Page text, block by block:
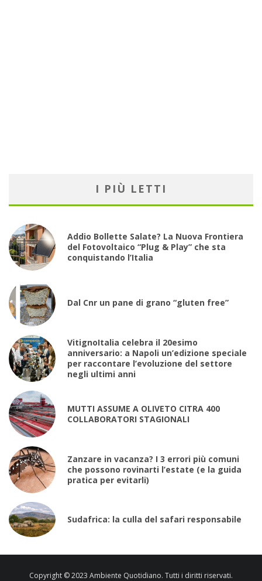
I PIÙ LETTI
Addio Bollette Salate? La Nuova Frontiera
del Fotovoltaico “Plug & Play” che sta
conquistando l’Italia
Dal Cnr un pane di grano “gluten free”
VitignoItalia celebra il 20esimo
anniversario: a Napoli un’edizione speciale
per raccontare l’evoluzione del settore
negli ultimi anni
MUTTI ASSUME A OLIVETO CITRA 400
COLLABORATORI STAGIONALI
Zanzare in vacanza? I 3 errori più comuni
che possono rovinarti l’estate (e la guida
pratica per evitarli)
Sudafrica: la culla del safari responsabile
Copyright © 2023 Ambiente Quotidiano. Tutti i diritti riservati.